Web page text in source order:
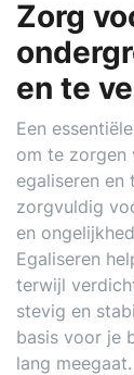
Zorg
en te
Een
om te zorgen
egaliseren
zorgvuldig
en
Egaliseren
terwijl
stevig en
basis voor je
lang